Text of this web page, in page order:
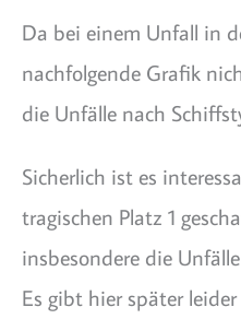
Da bei einem Unfall in
nachfolgende Grafik
die Unfälle nach
Sicherlich ist es
tragischen Platz 1
insbesondere die
Es gibt hier später